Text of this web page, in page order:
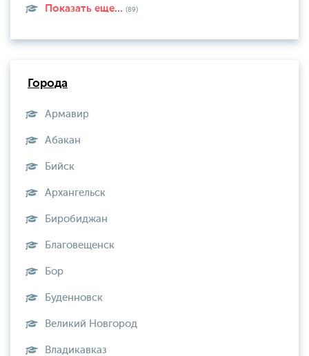
Показать еще... (89)
Города
Армавир
Абакан
Бийск
Архангельск
Биробиджан
Благовещенск
Бор
Буденновск
Великий Новгород
Владикавказ